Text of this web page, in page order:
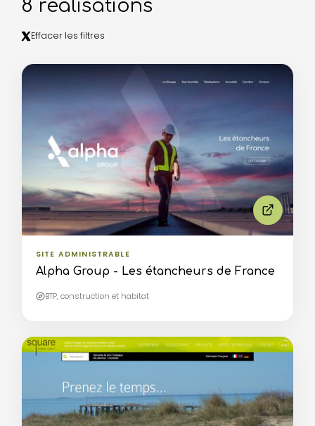
8 réalisations
Effacer les filtres
8 réalisations affichées.
SITE ADMINISTRABLE
Alpha Group - Les étancheurs de France
BTP, construction et habitat